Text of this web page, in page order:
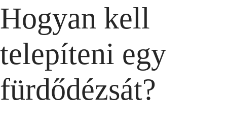
Hogyan kell
telepíteni egy
fürdődézsát?